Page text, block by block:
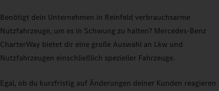
Benötigt dein Unternehmen in Reinfeld verbrauchsarme
Nutzfahrzeuge, um es in Schwung zu halten? Mercedes-Benz
CharterWay bietet dir eine große Auswahl an Lkw und
Nutzfahrzeugen einschließlich spezieller Fahrzeuge.
Egal, ob du kurzfristig auf Änderungen deiner Kunden reagieren